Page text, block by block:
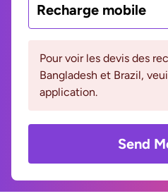
Recharge mobile
Pour voir les devis des
Bangladesh et Brazil,
application.
Send